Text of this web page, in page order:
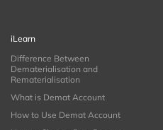
iLearn
Difference Between
Dematerialisation and
Rematerialisation
What is Demat Account
How to Use Demat Account